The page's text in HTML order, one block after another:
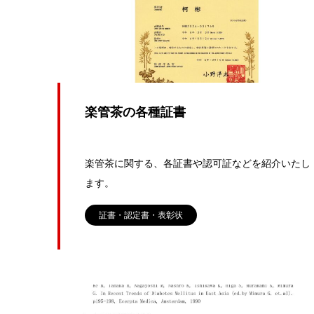
楽管茶の各種証書
楽管茶に関する、各証書や認可証などを紹介いたし
ます。
証書・認定書・表彰状